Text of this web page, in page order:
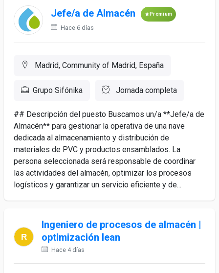
Jefe/a de Almacén Premium
Hace 6 días
Madrid, Community of Madrid, España
Grupo Sifónika Jornada completa
## Descripción del puesto Buscamos un/a **Jefe/a de
Almacén** para gestionar la operativa de una nave
dedicada al almacenamiento y distribución de
materiales de PVC y productos ensamblados. La
persona seleccionada será responsable de coordinar
las actividades del almacén, optimizar los procesos
logísticos y garantizar un servicio eficiente y de...
Ingeniero de procesos de almacén |
optimización lean
Hace 4 días